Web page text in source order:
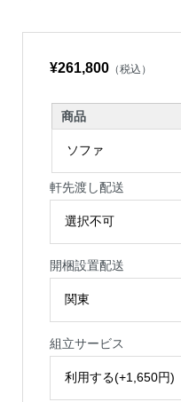
¥261,800（税込）
商品
軒先渡し配送
開梱設置配送
組立サービス